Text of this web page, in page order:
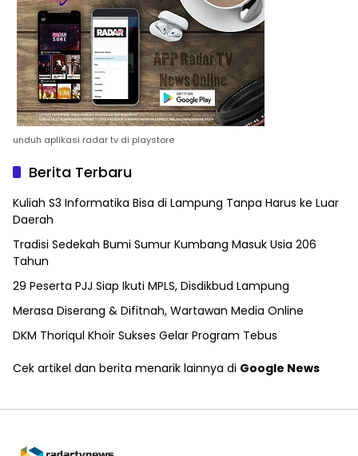
unduh aplikasi radar tv di playstore
Berita Terbaru
Kuliah S3 Informatika Bisa di Lampung Tanpa Harus ke Luar
Daerah
Tradisi Sedekah Bumi Sumur Kumbang Masuk Usia 206
Tahun
29 Peserta PJJ Siap Ikuti MPLS, Disdikbud Lampung
Merasa Diserang & Difitnah, Wartawan Media Online
DKM Thoriqul Khoir Sukses Gelar Program Tebus
Cek artikel dan berita menarik lainnya di Google News